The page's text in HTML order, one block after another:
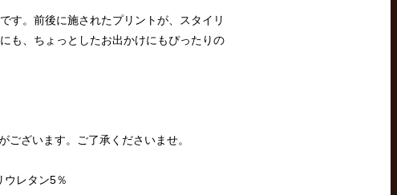
す。前後に施されたプリントが、スタイリ
も、ちょっとしたお出かけにもぴったりの
ざいます。ご了承くださいませ。
ウレタン5％